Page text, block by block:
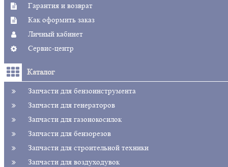
Гарантия и возврат
Как оформить заказ
Личный кабинет
Сервис-центр
Каталог
Запчасти для бензоинструмента
Запчасти для генераторов
Запчасти для газонокосилок
Запчасти для бензорезов
Запчасти для строительной техники
Запчасти для воздуходувок